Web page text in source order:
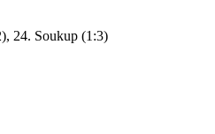
24. Soukup (1:3)